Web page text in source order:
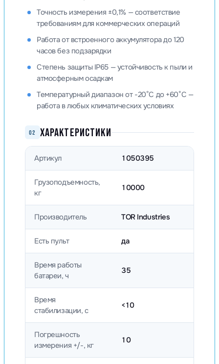
Точность измерения ±0,1% — соответствие
требованиям для коммерческих операций
Работа от встроенного аккумулятора до 120
часов без подзарядки
Степень защиты IP65 — устойчивость к пыли и
атмосферным осадкам
Температурный диапазон от -20°C до +60°C —
работа в любых климатических условиях
02 ХАРАКТЕРИСТИКИ
Артикул 1050395
Грузоподъемность,
кг
10000
Производитель TOR Industries
Есть пульт да
Время работы
батареи, ч
35
Время
стабилизации, с
<10
Погрешность
измерения +/-, кг
10